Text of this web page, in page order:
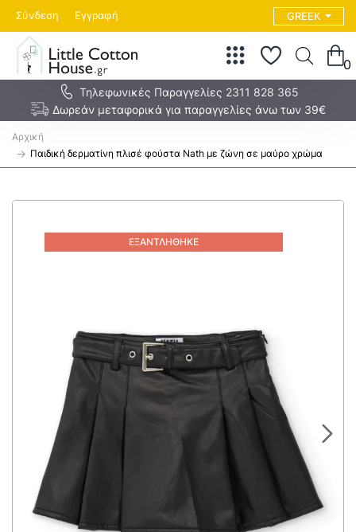
Σύνδεση Εγγραφή GREEK
0
Τηλεφωνικές Παραγγελίες 2311 828 365
Δωρεάν μεταφορικά για παραγγελίες άνω των 39€
o
m
Παιδική δερματίνη πλισέ φούστα Nath με ζώνη σε μαύρο χρώμα
ΕΞΑΝΤΛΉΘΗΚΕ